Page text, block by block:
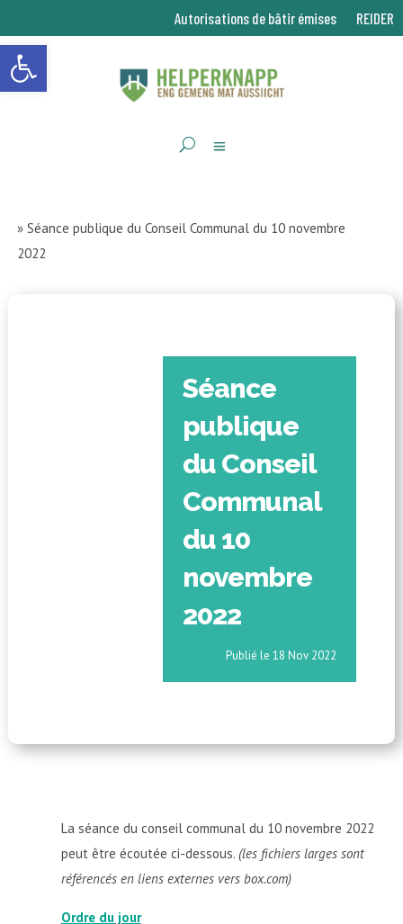
Ouvrir la barre d’outils
Autorisations de bâtir émises REIDER
» Séance publique du Conseil Communal du 10 novembre
2022
Séance
publique
du Conseil
Communal
du 10
novembre
2022
18 Nov 2022
La séance du conseil communal du 10 novembre 2022
peut être écoutée ci-dessous. (les fichiers larges sont
référencés en liens externes vers box.com)
Ordre du jour